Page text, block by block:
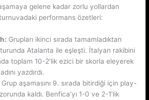
gelene kadar zorlu yollardan
performans özetleri:
Grupları ikinci sırada tamamladıktan
Atalanta ile eşleşti. İtalyan rakibini
toplam 10-2’lik ezici bir skorla eleyerek
yazdırdı.
Grup aşamasını 9. sırada bitirdiği için play-
kaldı. Benfica’yı 1-0 ve 2-1’lik